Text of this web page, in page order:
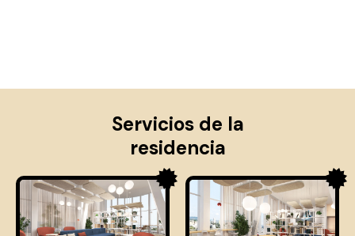
Servicios de la
residencia